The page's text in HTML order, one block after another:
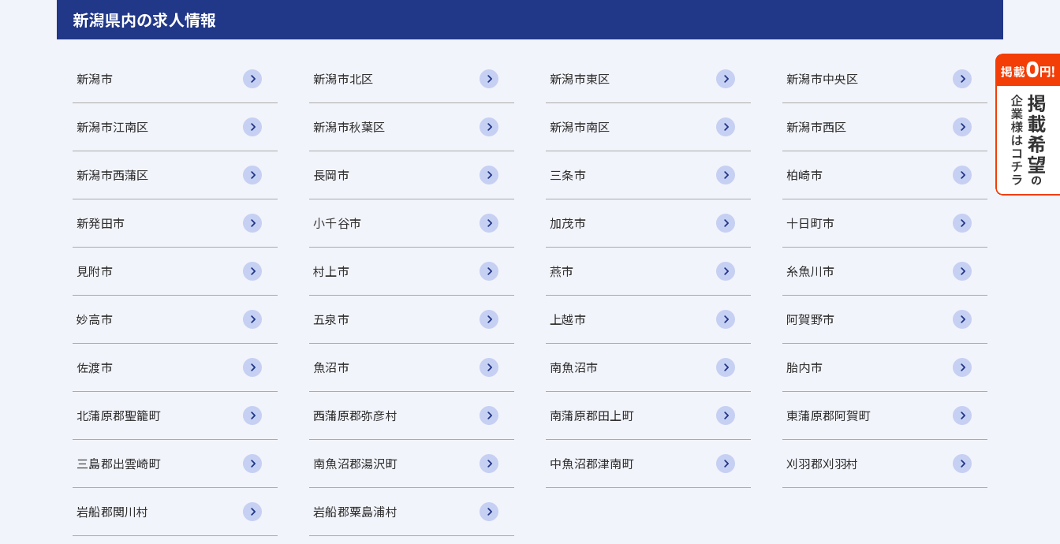
新潟県内の求人情報
新潟市 新潟市北区 新潟市東区 新潟市中央区
新潟市江南区 新潟市秋葉区 新潟市南区 新潟市西区
新潟市西蒲区 長岡市 三条市 柏崎市
新発田市 小千谷市 加茂市 十日町市
見附市 村上市 燕市 糸魚川市
妙高市 五泉市 上越市 阿賀野市
佐渡市 魚沼市 南魚沼市 胎内市
北蒲原郡聖籠町 西蒲原郡弥彦村 南蒲原郡田上町 東蒲原郡阿賀町
三島郡出雲崎町 南魚沼郡湯沢町 中魚沼郡津南町 刈羽郡刈羽村
岩船郡関川村 岩船郡粟島浦村